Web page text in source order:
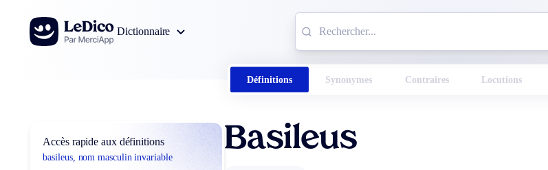
Aller au contenu
Dictionnaire
Définitions Synonymes Contraires Locutions
Accès rapide aux définitions
basileus, nom masculin invariable
Basileus